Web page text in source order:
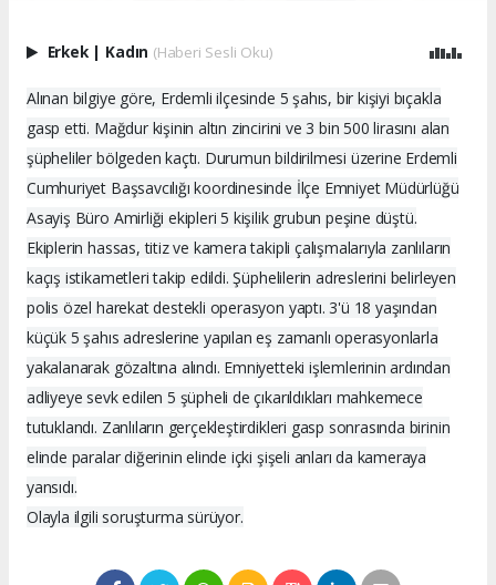
Erkek | Kadın (Haberi Sesli Oku)
Alınan bilgiye göre, Erdemli ilçesinde 5 şahıs, bir kişiyi bıçakla
gasp etti. Mağdur kişinin altın zincirini ve 3 bin 500 lirasını alan
şüpheliler bölgeden kaçtı. Durumun bildirilmesi üzerine Erdemli
Cumhuriyet Başsavcılığı koordinesinde İlçe Emniyet Müdürlüğü
Asayiş Büro Amirliği ekipleri 5 kişilik grubun peşine düştü.
Ekiplerin hassas, titiz ve kamera takipli çalışmalarıyla zanlıların
kaçış istikametleri takip edildi. Şüphelilerin adreslerini belirleyen
polis özel harekat destekli operasyon yaptı. 3'ü 18 yaşından
küçük 5 şahıs adreslerine yapılan eş zamanlı operasyonlarla
yakalanarak gözaltına alındı. Emniyetteki işlemlerinin ardından
adliyeye sevk edilen 5 şüpheli de çıkarıldıkları mahkemece
tutuklandı. Zanlıların gerçekleştirdikleri gasp sonrasında birinin
elinde paralar diğerinin elinde içki şişeli anları da kameraya
yansıdı.
Olayla ilgili soruşturma sürüyor.